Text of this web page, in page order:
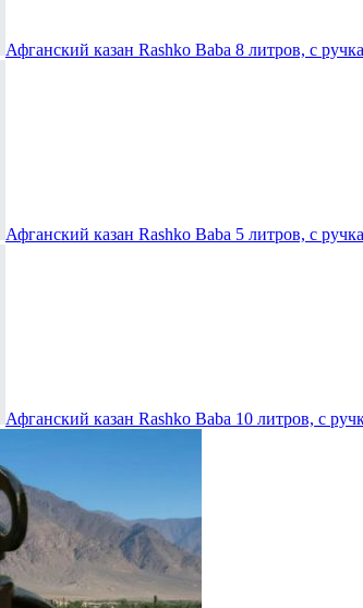
Афганский казан Rashko Baba 8 литров, с
Афганский казан Rashko Baba 5 литров, с
Афганский казан Rashko Baba 10 литров, с